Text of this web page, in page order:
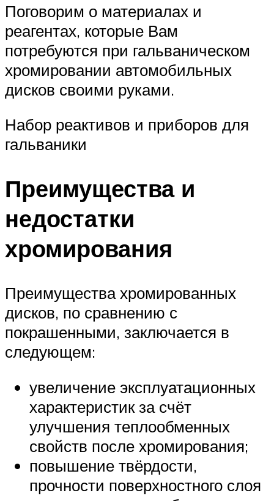
Поговорим о материалах и
реагентах, которые Вам
потребуются при гальваническом
хромировании автомобильных
дисков своими руками.
Набор реактивов и приборов для
гальваники
Преимущества и
недостатки
хромирования
Преимущества хромированных
дисков, по сравнению с
покрашенными, заключается в
следующем:
увеличение эксплуатационных
характеристик за счёт
улучшения теплообменных
свойств после хромирования;
повышение твёрдости,
прочности поверхностного слоя